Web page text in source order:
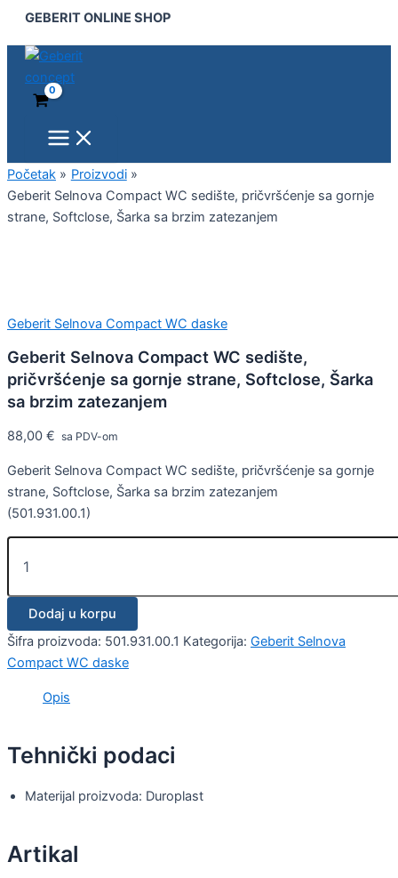
Pređi
sadržaj
GEBERIT ONLINE SHOP
Menu
Početak
Proizvodi
Geberit Selnova Compact WC sedište, pričvršćenje sa gornje
strane, Softclose, Šarka sa brzim zatezanjem
Geberit Selnova Compact WC daske
Geberit Selnova Compact WC sedište,
pričvršćenje sa gornje strane, Softclose, Šarka
sa brzim zatezanjem
88,00 € sa PDV-om
Geberit Selnova Compact WC sedište, pričvršćenje sa gornje
strane, Softclose, Šarka sa brzim zatezanjem
(501.931.00.1)
Selnova
Compact
WC
sedište,
pričvršćenje
Softclose,
Šarka
sa
brzim
Dodaj u korpu
Šifra proizvoda: 501.931.00.1 Kategorija: Geberit Selnova
Compact WC daske
Opis
Tehnički podaci
Materijal proizvoda: Duroplast
Artikal